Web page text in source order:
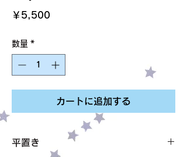
￥5,500
数量 *
カートに追加する
平置き